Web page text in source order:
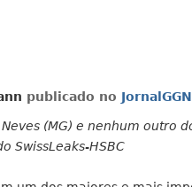
publicado no JornalGGN
(MG) e nenhum outro
SwissLeaks-HSBC